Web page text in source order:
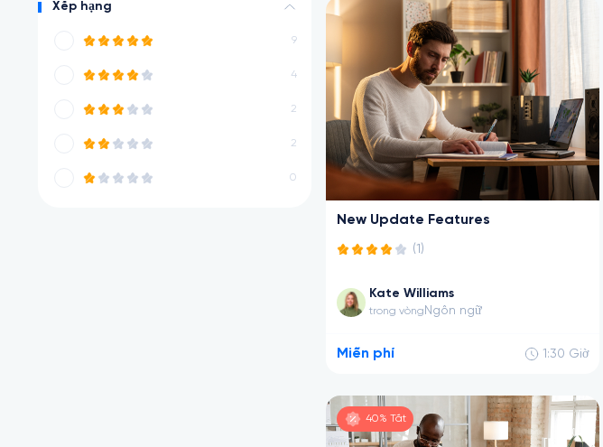
Xếp hạng
9
4
2
2
0
New Update Features
(1)
Kate Williams
trong vòng Ngôn ngữ
Miễn phí 1:30 Giờ
40% Tắt